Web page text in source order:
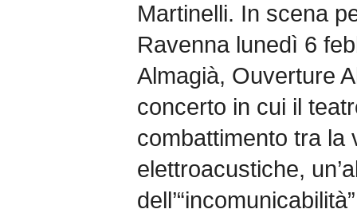
Martinelli. In scena
Ravenna lunedì 6
Almagià, Ouverture
concerto in cui il
combattimento tra la
elettroacustiche,